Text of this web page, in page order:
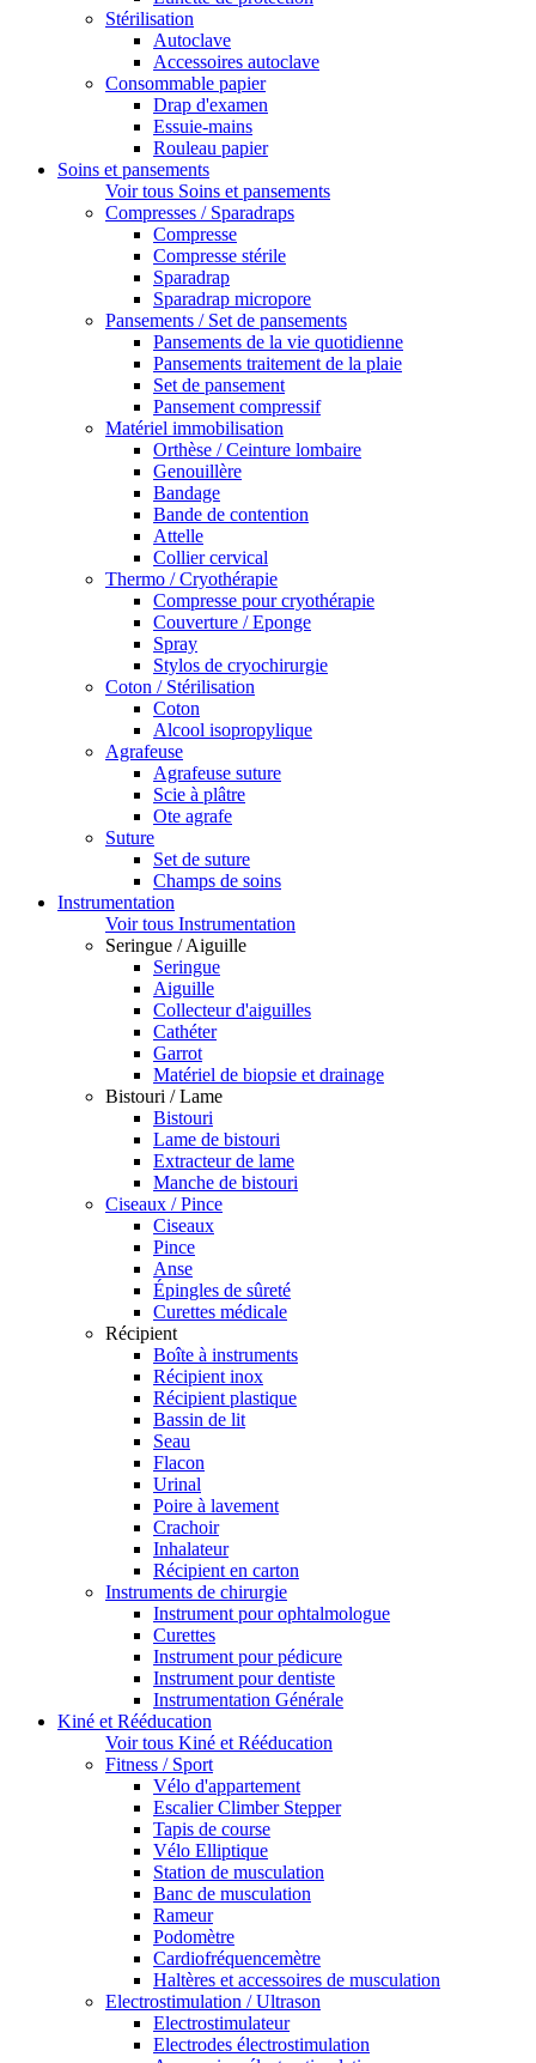
Stérilisation
Autoclave
Accessoires autoclave
Consommable papier
Drap d'examen
Essuie-mains
Rouleau papier
Soins et pansements
Voir tous Soins et pansements
Compresses / Sparadraps
Compresse
Compresse stérile
Sparadrap
Sparadrap micropore
Pansements / Set de pansements
Pansements de la vie quotidienne
Pansements traitement de la plaie
Set de pansement
Pansement compressif
Matériel immobilisation
Orthèse / Ceinture lombaire
Genouillère
Bandage
Bande de contention
Attelle
Collier cervical
Thermo / Cryothérapie
Compresse pour cryothérapie
Couverture / Eponge
Spray
Stylos de cryochirurgie
Coton / Stérilisation
Coton
Alcool isopropylique
Agrafeuse
Agrafeuse suture
Scie à plâtre
Ote agrafe
Suture
Set de suture
Champs de soins
Instrumentation
Voir tous Instrumentation
Seringue / Aiguille
Seringue
Aiguille
Collecteur d'aiguilles
Cathéter
Garrot
Matériel de biopsie et drainage
Bistouri / Lame
Bistouri
Lame de bistouri
Extracteur de lame
Manche de bistouri
Ciseaux / Pince
Ciseaux
Pince
Anse
Épingles de sûreté
Curettes médicale
Récipient
Boîte à instruments
Récipient inox
Récipient plastique
Bassin de lit
Seau
Flacon
Urinal
Poire à lavement
Crachoir
Inhalateur
Récipient en carton
Instruments de chirurgie
Instrument pour ophtalmologue
Curettes
Instrument pour pédicure
Instrument pour dentiste
Instrumentation Générale
Kiné et Rééducation
Voir tous Kiné et Rééducation
Fitness / Sport
Vélo d'appartement
Escalier Climber Stepper
Tapis de course
Vélo Elliptique
Station de musculation
Banc de musculation
Rameur
Podomètre
Cardiofréquencemètre
Haltères et accessoires de musculation
Electrostimulation / Ultrason
Electrostimulateur
Electrodes électrostimulation